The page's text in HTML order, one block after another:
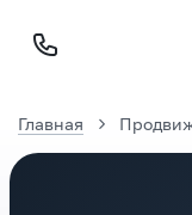
Главная